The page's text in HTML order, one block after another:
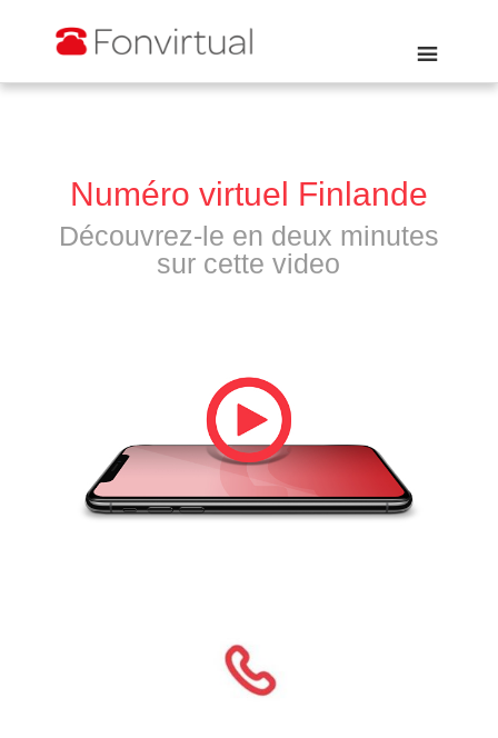
Numéro virtuel Finlande
Découvrez-le en deux minutes
sur cette video